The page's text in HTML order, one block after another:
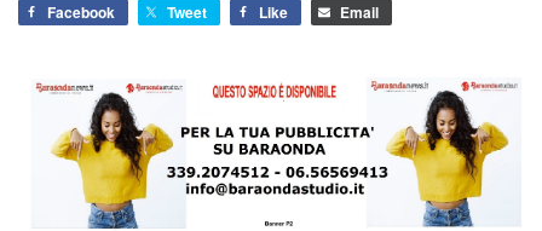
Facebook Tweet Like Email